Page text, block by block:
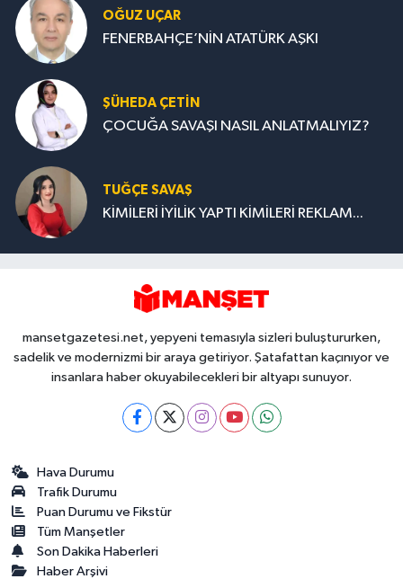
OĞUZ UÇAR
FENERBAHÇE’NİN ATATÜRK AŞKI
ŞÜHEDA ÇETİN
ÇOCUĞA SAVAŞI NASIL ANLATMALIYIZ?
TUĞÇE SAVAŞ
KİMİLERİ İYİLİK YAPTI KİMİLERİ REKLAM...
mansetgazetesi.net, yepyeni temasıyla sizleri buluştururken,
sadelik ve modernizmi bir araya getiriyor. Şatafattan kaçınıyor ve
insanlara haber okuyabilecekleri bir altyapı sunuyor.
Hava Durumu
Trafik Durumu
Puan Durumu ve Fikstür
Tüm Manşetler
Son Dakika Haberleri
Haber Arşivi